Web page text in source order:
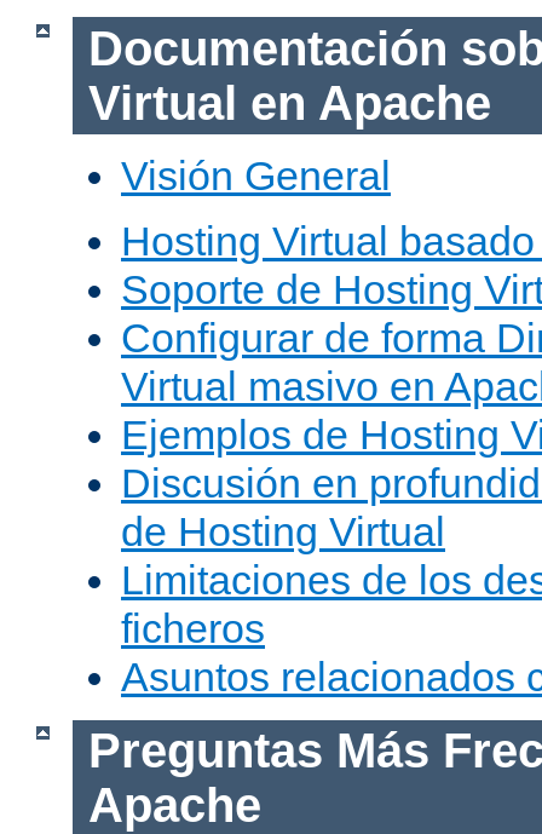
Documentación
Virtual en Apache
Visión General
Hosting Virtual
Soporte de Hosting
Configurar de forma
Virtual masivo en
Ejemplos de Hosting
Discusión en
de Hosting Virtual
Limitaciones de los
ficheros
Asuntos relacionados
Preguntas Más
Apache